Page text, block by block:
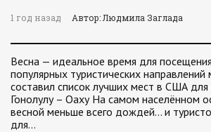
1 год назад Автор: Людмила Заглада
Весна — идеальное время для
популярных туристических направлений
составил список лучших мест в США
Гонолулу – Оаху На самом населённом
весной меньше всего дождей… и
для…